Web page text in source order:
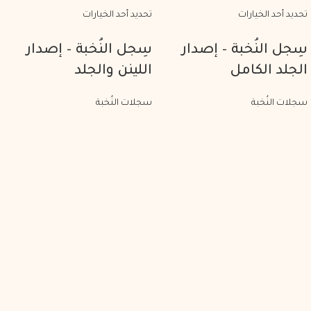
تحديد أحد الخيارات
سِجل النُخبة – إصدار
الجلد الكامل
سجلات النُخبة
تحديد أحد الخيارات
سِجل النُخبة – إصدار
اللينن والجلد
سجلات النُخبة